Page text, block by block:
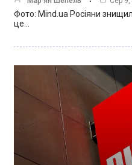
Фото: Mind.ua Росіяни
це…